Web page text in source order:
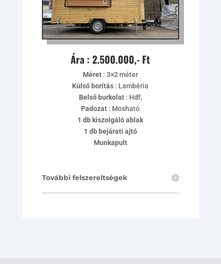
Ára : 2.500.000,- Ft
Méret: 3×2 méter
Külső borítás : Lambéria
Belső burkolat: Hdf,
Padozat : Mosható
1 db kiszolgáló ablak
1 db bejárati ajtó
Munkapult
További felszereltségek